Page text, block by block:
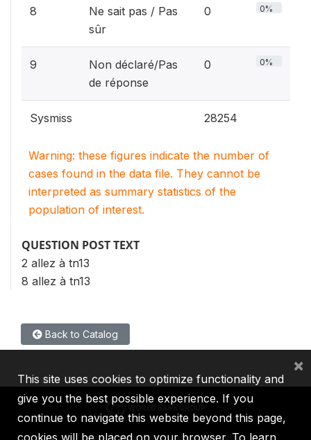
8
Ne sait pas / Pas
sûr
0 0%
9
Non déclaré/Pas
de réponse
0 0%
Sysmiss 28254
Warning: these figures indicate the number of
cases found in the data file. They cannot be
interpreted as summary statistics of the
population of interest.
QUESTION POST TEXT
2 allez à tn13
8 allez à tn13
Back to Catalog
This site uses cookies to optimize functionality and
give you the best possible experience. If you
continue to navigate this website beyond this page,
cookies will be placed on your browser. To learn
×